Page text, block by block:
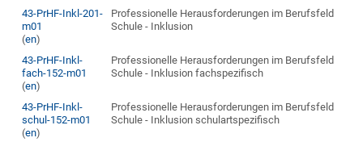
43-PrHF-Inkl-201-
m01
(en)
Professionelle Herausforderungen im Berufsfeld
Schule - Inklusion
43-PrHF-Inkl-
fach-152-m01
(en)
Professionelle Herausforderungen im Berufsfeld
Schule - Inklusion fachspezifisch
43-PrHF-Inkl-
schul-152-m01
(en)
Professionelle Herausforderungen im Berufsfeld
Schule - Inklusion schulartspezifisch